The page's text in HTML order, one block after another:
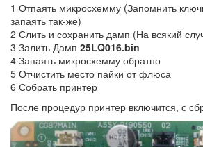
1 Отпаять микросхемму (Запомнить
запаять так-же)
2 Слить и сохранить дамп (На всякий
3 Залить Дамп 25LQ016.bin
4 Запаять микросхемму обратно
5 Отчистить место пайки от флюса
6 Собрать принтер
После процедур принтер включится, с